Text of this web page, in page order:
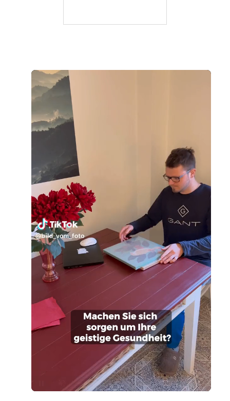
Unmute Loaded:
100.00%